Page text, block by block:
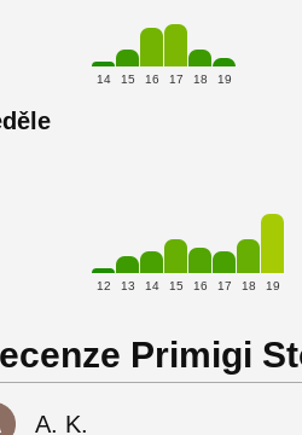
14 15 16 17 18 19
12 13 14 15 16 17 18 19
Primigi
A. K.